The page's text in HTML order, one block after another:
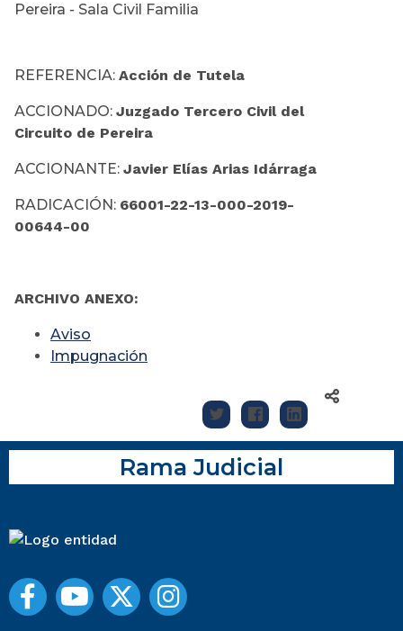
Pereira - Sala Civil Familia
REFERENCIA: Acción de Tutela
ACCIONADO: Juzgado Tercero Civil del
Circuito de Pereira
ACCIONANTE: Javier Elías Arias Idárraga
RADICACIÓN: 66001-22-13-000-2019-
00644-00
ARCHIVO ANEXO:
Aviso
Impugnación
Rama Judicial